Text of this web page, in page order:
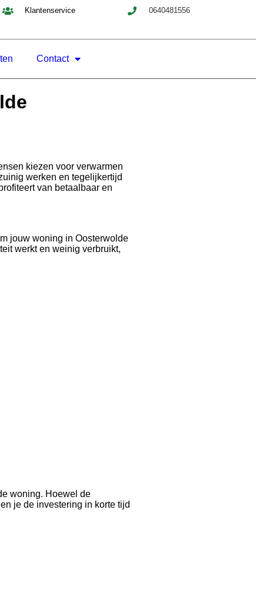
Klantenservice 0640481556
Contact
kiezen voor verwarmen
werken en tegelijkertijd
van betaalbaar en
jouw woning in Oosterwolde
werkt en weinig verbruikt,
woning. Hoewel de
je de investering in korte tijd